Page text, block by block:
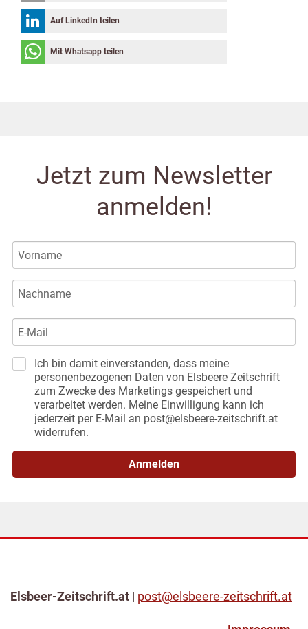
Auf LinkedIn teilen
Mit Whatsapp teilen
Jetzt zum Newsletter
anmelden!
Ich bin damit einverstanden, dass meine
personenbezogenen Daten von Elsbeere Zeitschrift
zum Zwecke des Marketings gespeichert und
verarbeitet werden. Meine Einwilligung kann ich
jederzeit per E-Mail an post@elsbeere-zeitschrift.at
widerrufen.
Anmelden
Elsbeer-Zeitschrift.at post@elsbeere-zeitschrift.at